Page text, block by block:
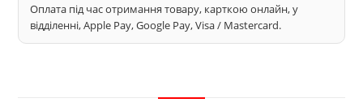
Оплата під час отримання товару, карткою онлайн, у
відділенні, Apple Pay, Google Pay, Visa / Mastercard.